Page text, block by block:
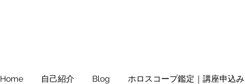
Home 自己紹介 Blog ホロスコープ鑑定｜講座申込み